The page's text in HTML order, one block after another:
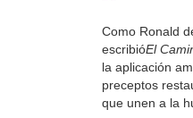
Como Ronald
escribióEl
la aplicación
preceptos
que unen a la